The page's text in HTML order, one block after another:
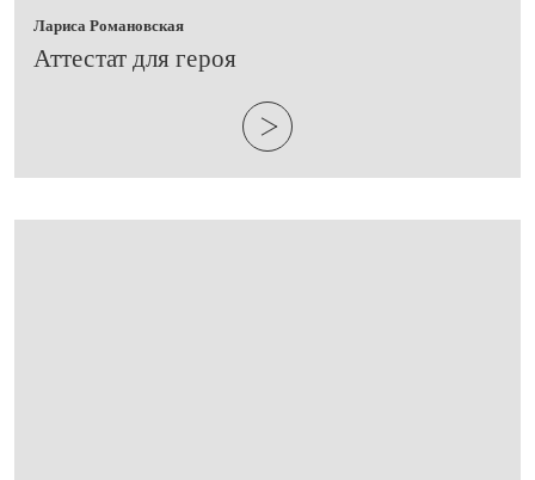
Лариса Романовская
​Аттестат для героя